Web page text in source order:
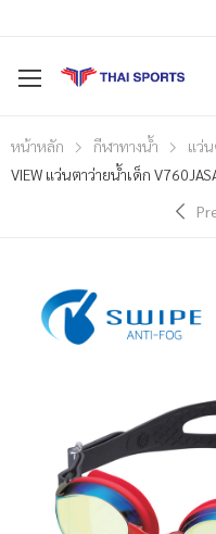
หน้าหลัก กีฬาทางน้ำ แว่
VIEW แว่นตาว่ายน้ำเด็ก